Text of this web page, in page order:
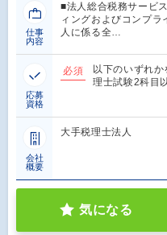
仕事
内容
■法人総合税務サービ
ィングおよびコンプ
人に係る全…
応募
資格
必須
以下のいずれ
理士試験2科目
会社
概要
大手税理士法人
気になる